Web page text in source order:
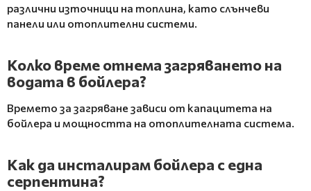
различни източници на топлина, като слънчеви
панели или отоплителни системи.
Колко време отнема загряването на
водата в бойлера?
Времето за загряване зависи от капацитета на
бойлера и мощността на отоплителната система.
Как да инсталирам бойлера с една
серпентина?